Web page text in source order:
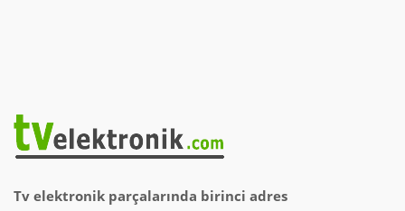
Tv elektronik parçalarında birinci adres